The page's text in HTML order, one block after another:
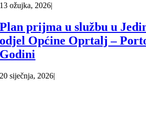
13 ožujka, 2026|
Plan prijma u službu u
odjel Općine Oprtalj –
Godini
20 siječnja, 2026|